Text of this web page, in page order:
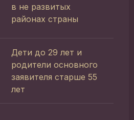
в не развитых
районах страны
Дети до 29 лет и
родители основного
заявителя старше 55
лет